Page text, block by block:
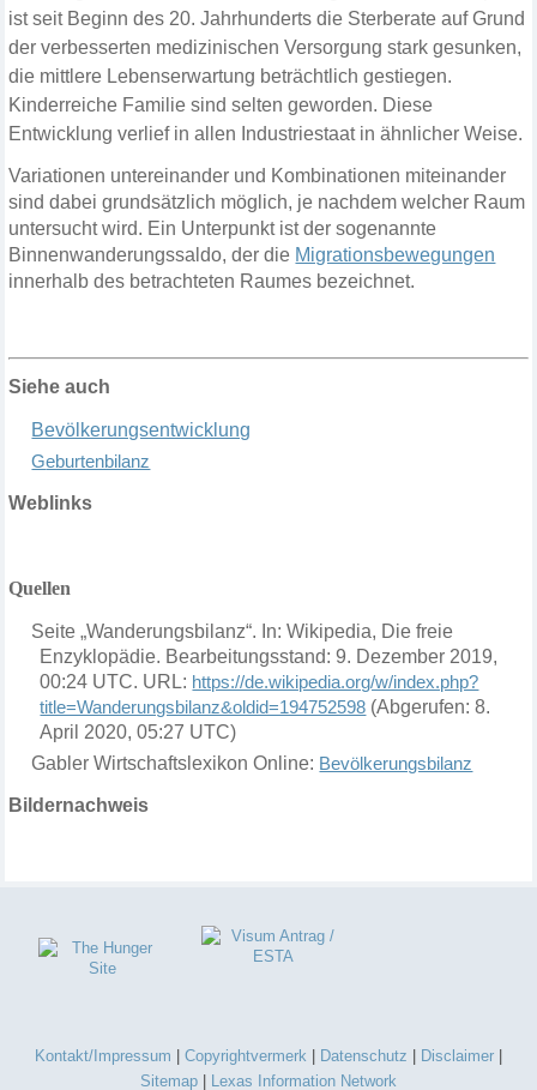
ist seit Beginn des 20. Jahrhunderts die Sterberate auf Grund
der verbesserten medizinischen Versorgung stark gesunken,
die mittlere Lebenserwartung beträchtlich gestiegen.
Kinderreiche Familie sind selten geworden. Diese
Entwicklung verlief in allen Industriestaat in ähnlicher Weise.
Variationen untereinander und Kombinationen miteinander
sind dabei grundsätzlich möglich, je nachdem welcher Raum
untersucht wird. Ein Unterpunkt ist der sogenannte
Binnenwanderungssaldo, der die Migrationsbewegungen
innerhalb des betrachteten Raumes bezeichnet.
Siehe auch
Bevölkerungsentwicklung
Geburtenbilanz
Weblinks
Quellen
Seite „Wanderungsbilanz“. In: Wikipedia, Die freie
Enzyklopädie. Bearbeitungsstand: 9. Dezember 2019,
00:24 UTC. URL: https://de.wikipedia.org/w/index.php?
title=Wanderungsbilanz&oldid=194752598 (Abgerufen: 8.
April 2020, 05:27 UTC)
Gabler Wirtschaftslexikon Online: Bevölkerungsbilanz
Bildernachweis
Kontakt/Impressum Copyrightvermerk Datenschutz Disclaimer
Sitemap
Lexas Information Network